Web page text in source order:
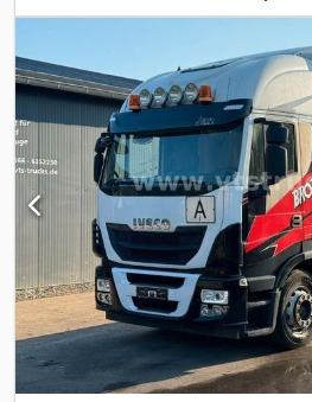
prevodu:automatický, Rok výroby:2010
poškodené! (POŠKODENIE
vozidlo používať! Chjdpst Tw Szsfx Af
prevodovka v poriadku! Dĺžka
nákladového priestoru zvnútra